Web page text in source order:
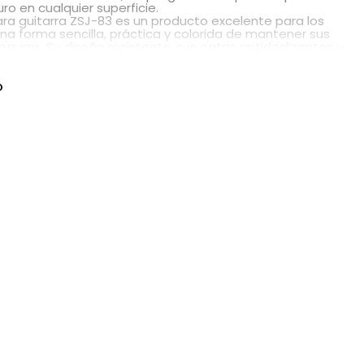
en cualquier superficie.
guitarra ZSJ-83 es un producto excelente para los
forma sencilla, práctica y colorida de mantener sus
son perfectos para músicos de todos los niveles.